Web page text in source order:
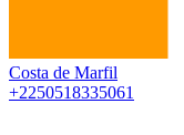
Costa de Marfil
+2250518335061